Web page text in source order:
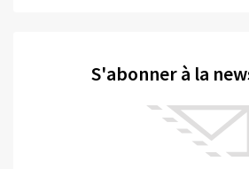
S'abonner à la